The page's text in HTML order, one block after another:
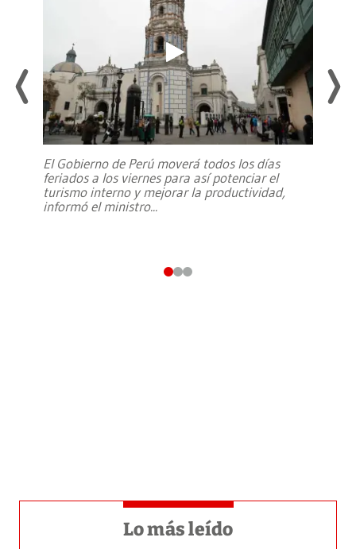
El Gobierno de Perú moverá todos los días
feriados a los viernes para así potenciar el
turismo interno y mejorar la productividad,
informó el ministro...
Lo más leído